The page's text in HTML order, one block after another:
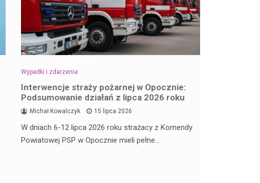
Wypadki i zdarzenia
Interwencje straży pożarnej w Opocznie:
Podsumowanie działań z lipca 2026 roku
Michał Kowalczyk 15 lipca 2026
W dniach 6-12 lipca 2026 roku strażacy z Komendy
Powiatowej PSP w Opocznie mieli pełne…